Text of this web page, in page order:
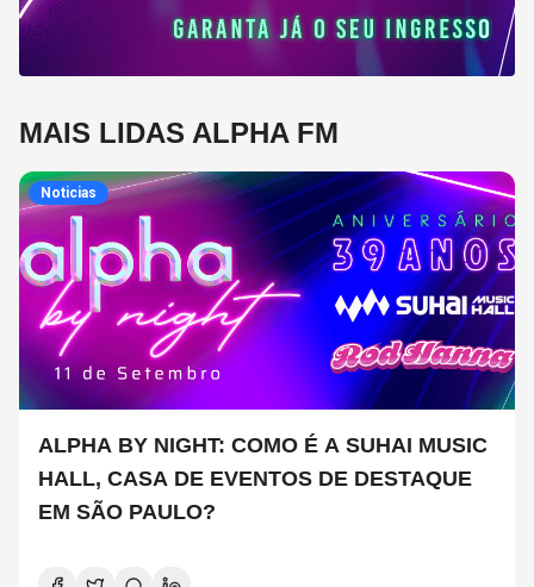
MAIS LIDAS ALPHA FM
Noticias
ALPHA BY NIGHT: COMO É A SUHAI MUSIC
HALL, CASA DE EVENTOS DE DESTAQUE
EM SÃO PAULO?